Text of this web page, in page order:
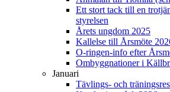
Ett stort tack till en
styrelsen
Årets ungdom 2025
Kallelse till Årsmöte
O-ringen-info efter
Ombyggnationer i
Januari
Tävlings- och